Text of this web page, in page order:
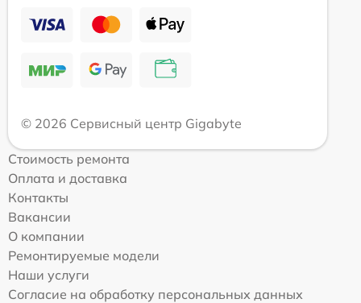
© 2026 Сервисный центр Gigabyte
Стоимость ремонта
Оплата и доставка
Контакты
Вакансии
О компании
Ремонтируемые модели
Наши услуги
Согласие на обработку персональных данных